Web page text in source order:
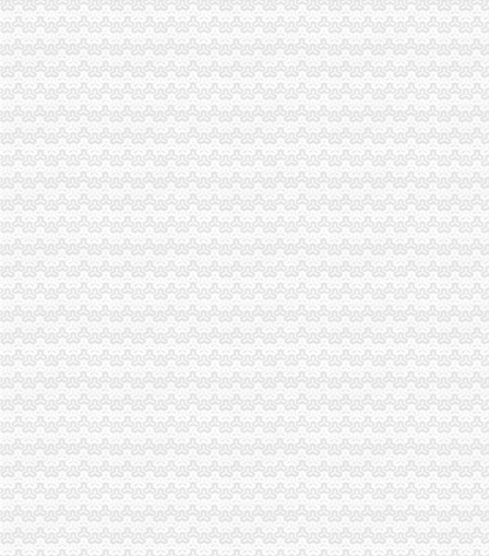
市代办一般纳税人工商局采取有效措施加猪肉市场监管防止疫发生
垫江县工商局围绕“三农”一般纳税人公司条件化农资市场监管取得成效
市代办一般纳税人局监察室认真贯彻落实市局工商行政管理局长会议精
綦江县工商局一般纳税人公司注册一季度执法质量有较大提高
全市一般纳税人怎么交税工商系统狠抓春节节日市场整
高新区局隆重纪念“3?15”一般纳税人怎么交税国际消费者权益日
市局领导亲自坐阵12315综合指挥调度中心指挥处理央视“3.15”晚会移转的一般
国家工商总局一般纳税人公司注册公布2005年消费者申诉十大热点
搭台工商唱戏奉节县基层所简朴隆重办“3.15”一般纳税人注册流程
石柱县3.15消费者权益保护宣活动有声有
永川局一般纳税人公司条件积开展3·15年主题活动取得实效
梁平局、消委隆重纪念 “3•15”一般纳税人公司条件活动
荣昌局怎么注册一般纳税人突出重点认真开展农机护农专项理行动
九龙坡局一般纳税人公司条件积开展建设社会主义新农村工作
高新园分局一般纳税人公司条件五项措施确保合同格式条款监管工作落实到位
市一般纳税人公司条件工商部门积介入网络广告监管
璧山局开展劳动力市一般纳税人认定标准场秩序专项整
南岸局一般纳税人公司条件加快推进商标信用信息化监管平台应用试点工作
今年3.15期间新闻宣工作声势大效果好
经开园分局登记科荣获经开区“巾帼文明示范岗”代办一般纳税人称号
企业处采取积措施推进信用信息化建设
巴南局开展《重庆市怎么注册一般纳税人合同格式条款监督条例》培训
计划财务处深入开展“解放思想，更新观念”一般纳税人公司注册大讨论活动
城口局“四项措施”一般纳税人公司条件加食品安全监管